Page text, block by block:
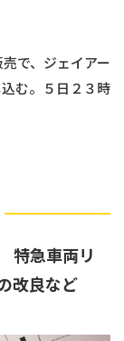
で、ジェイアー
む。５日２３時
特急車両リ
改良など